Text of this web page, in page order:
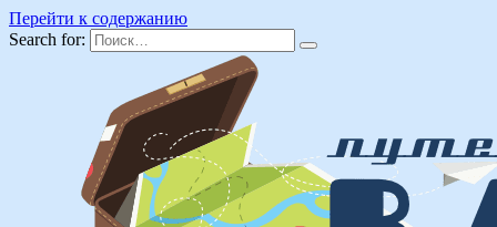
Перейти к содержанию
Search for: